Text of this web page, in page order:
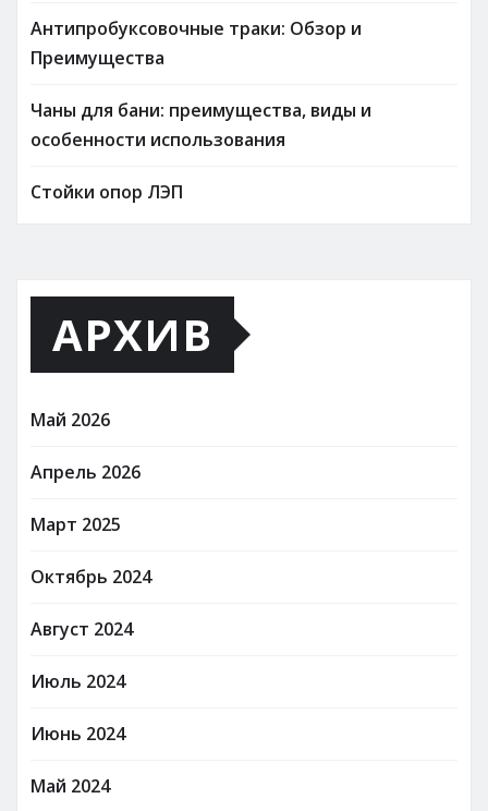
Антипробуксовочные траки: Обзор и
Преимущества
Чаны для бани: преимущества, виды и
особенности использования
Стойки опор ЛЭП
АРХИВ
Май 2026
Апрель 2026
Март 2025
Октябрь 2024
Август 2024
Июль 2024
Июнь 2024
Май 2024